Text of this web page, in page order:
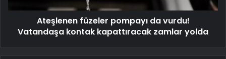
Ateşlenen füzeler pompayı da vurdu!
Vatandaşa kontak kapattıracak zamlar yolda